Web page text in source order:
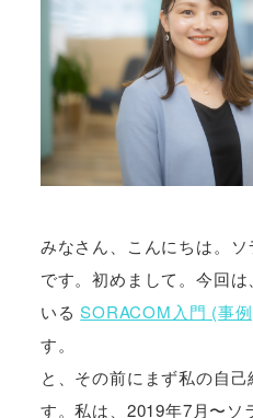
みなさん、こんにちは。
です。初めまして。今回
いるSORACOM入門 (事
す。
と、その前にまず私の自
す。私は、2019年7月〜ソ